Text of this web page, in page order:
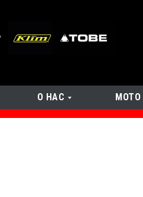
О НАС МОТО